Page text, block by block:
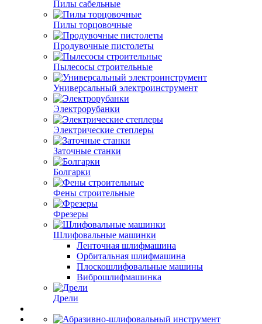
Пилы сабельные
Пилы торцовочные
Продувочные пистолеты
Пылесосы строительные
Универсальный электроинструмент
Электрорубанки
Электрические степлеры
Заточные станки
Болгарки
Фены строительные
Фрезеры
Шлифовальные машинки
Ленточная шлифмашина
Орбитальная шлифмашина
Плоскошлифовальные машины
Виброшлифмашинка
Дрели